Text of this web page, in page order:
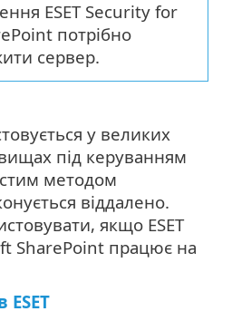
ESET Security for
потрібно
сервер.
у великих
під керуванням
методом
віддалено.
якщо ESET
SharePoint працює на